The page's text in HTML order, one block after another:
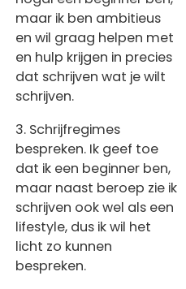
maar ik ben ambitieus
en wil graag helpen met
en hulp krijgen in precies
dat schrijven wat je wilt
schrijven.
3. Schrijfregimes
bespreken. Ik geef toe
dat ik een beginner ben,
maar naast beroep zie ik
schrijven ook wel als een
lifestyle, dus ik wil het
licht zo kunnen
bespreken.